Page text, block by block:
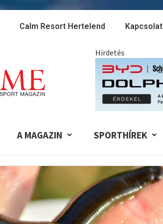
Calm Resort Hertelend Kapcsolat
Hirdetés
A MAGAZIN SPORTHÍREK